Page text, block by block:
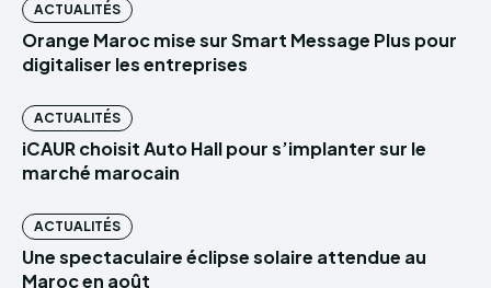
ACTUALITÉS
Orange Maroc mise sur Smart Message Plus pour
digitaliser les entreprises
ACTUALITÉS
iCAUR choisit Auto Hall pour s’implanter sur le
marché marocain
ACTUALITÉS
Une spectaculaire éclipse solaire attendue au
Maroc en août